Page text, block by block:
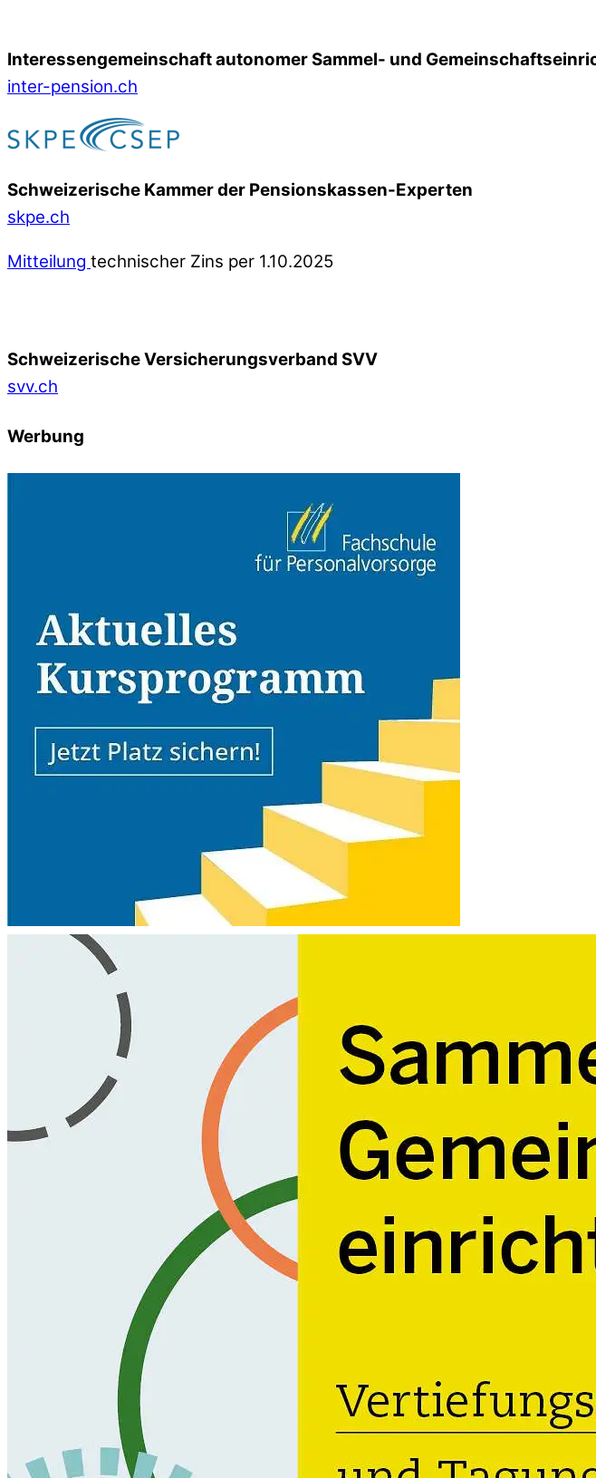
Interessengemeinschaft autonomer Sammel- und
inter-pension.ch
Schweizerische Kammer der Pensionskassen-Experten
skpe.ch
Mitteilung technischer Zins per 1.10.2025
Schweizerische Versicherungsverband SVV
svv.ch
Werbung